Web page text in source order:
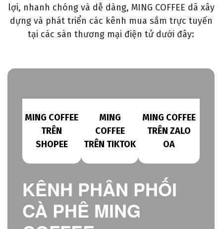
lợi, nhanh chóng và dễ dàng, MING COFFEE dã xây
dựng và phát triển các kênh mua sắm trực tuyến
tại các sàn thương mại điện tử dưới đây:
MING COFFEE
TRÊN
SHOPEE
MING
COFFEE
TRÊN TIKTOK
MING COFFEE
TRÊN ZALO
OA
KÊNH PHÂN PHỐI
CÀ PHÊ MING